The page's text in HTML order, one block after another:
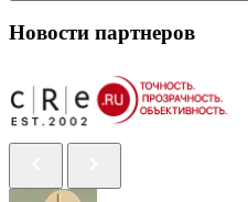
Новости партнеров